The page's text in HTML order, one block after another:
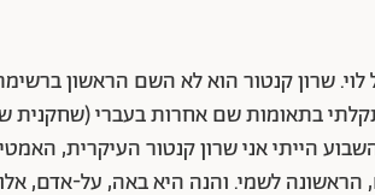
לוי. שרון קנטור הוא לא השם הראשון
בתאומות שם אחרות בעברי (שחקנית
הייתי אני שרון קנטור העיקרית,
הראשונה לשמי. והנה היא באה, על-אדם,